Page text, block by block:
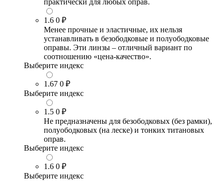
практически для любых оправ.
1.6 0 ₽
Менее прочные и эластичные, их нельзя
устанавливать в безободковые и полуободковые
оправы. Эти линзы – отличный вариант по
соотношению «цена-качество».
Выберите индекс
1.67 0 ₽
Выберите индекс
1.5 0 ₽
Не предназначены для безободковых (без рамки),
полуободковых (на леске) и тонких титановых
оправ.
Выберите индекс
1.6 0 ₽
Выберите индекс